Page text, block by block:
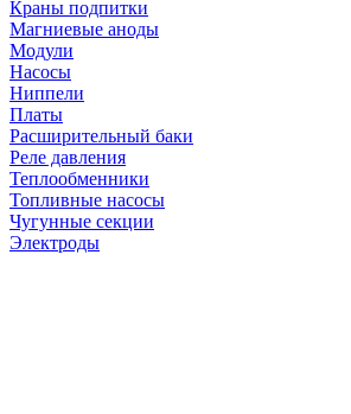
Краны подпитки
Магниевые аноды
Модули
Насосы
Ниппели
Платы
Расширительный баки
Реле давления
Теплообменники
Топливные насосы
Чугунные секции
Электроды